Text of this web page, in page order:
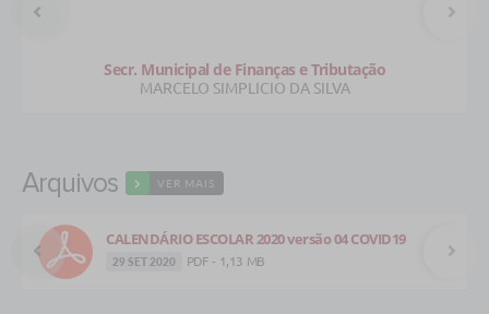
Secr. Municipal de Finanças e Tributação
MARCELO SIMPLICIO DA SILVA
Arquivos VER MAIS
CALENDÁRIO ESCOLAR 2020 versão 04 COVID19
29 SET 2020 PDF - 1,13 MB